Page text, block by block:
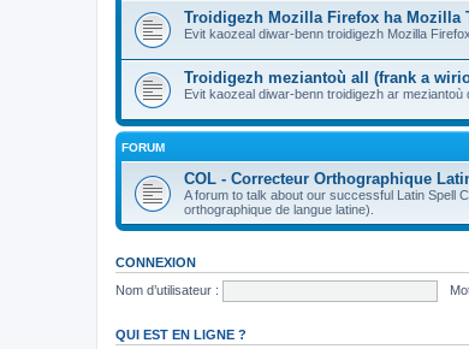
Troidigezh Mozilla Firefox ha Mozilla
Evit kaozeal diwar-benn troidigezh Mozilla
Troidigezh meziantoù all (frank a
Evit kaozeal diwar-benn troidigezh ar meziantoù
FORUM
COL - Correcteur Orthographique
A forum to talk about our successful Latin Spell
orthographique de langue latine).
CONNEXION
Nom d’utilisateur :
QUI EST EN LIGNE ?